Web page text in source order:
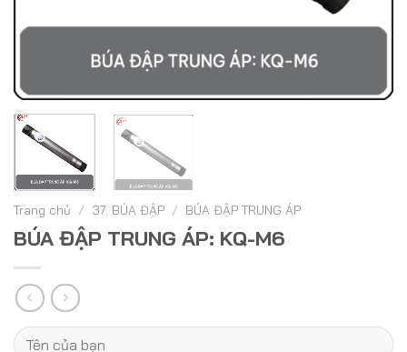
Trang chủ / 37. BÚA ĐẬP / BÚA ĐẬP TRUNG ÁP
BÚA ĐẬP TRUNG ÁP: KQ-M6